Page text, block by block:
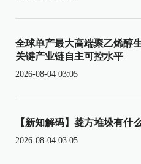
全球单产最大高端聚乙烯醇
关键产业链自主可控水平
2026-08-04 03:05
【新知解码】菱方堆垛有什
2026-08-04 03:05